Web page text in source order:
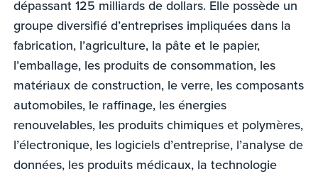
dépassant 125 milliards de dollars. Elle possède un
groupe diversifié d’entreprises impliquées dans la
fabrication, l’agriculture, la pâte et le papier,
l’emballage, les produits de consommation, les
matériaux de construction, le verre, les composants
automobiles, le raffinage, les énergies
renouvelables, les produits chimiques et polymères,
l’électronique, les logiciels d’entreprise, l’analyse de
données, les produits médicaux, la technologie